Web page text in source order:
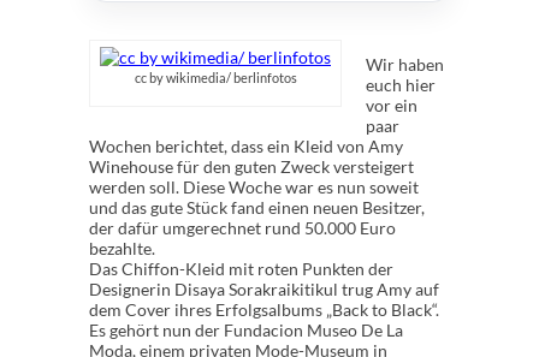
cc by wikimedia/ berlinfotos
Wir haben
euch hier
vor ein
paar
Wochen berichtet, dass ein Kleid von Amy
Winehouse für den guten Zweck versteigert
werden soll. Diese Woche war es nun soweit
und das gute Stück fand einen neuen Besitzer,
der dafür umgerechnet rund 50.000 Euro
bezahlte.
Das Chiffon-Kleid mit roten Punkten der
Designerin Disaya Sorakraikitikul trug Amy auf
dem Cover ihres Erfolgsalbums „Back to Black“.
Es gehört nun der Fundacion Museo De La
Moda, einem privaten Mode-Museum in